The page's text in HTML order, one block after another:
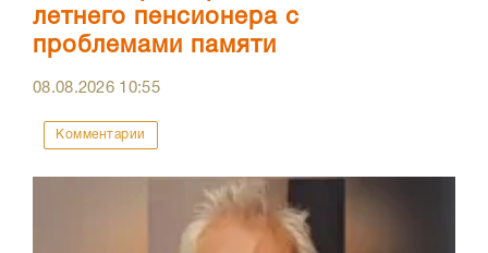
летнего пенсионера с
проблемами памяти
08.08.2026 10:55
Комментарии